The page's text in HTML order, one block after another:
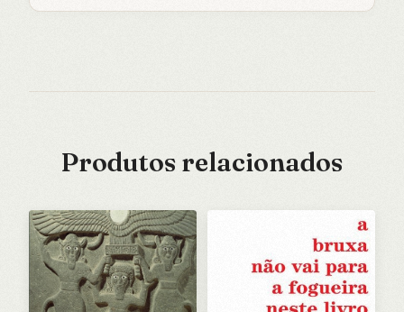
Produtos relacionados